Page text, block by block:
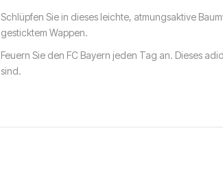
Schlüpfen Sie in dieses leichte, atmungsaktive
gesticktem Wappen.
Feuern Sie den FC Bayern jeden Tag an. Dieses
sind.